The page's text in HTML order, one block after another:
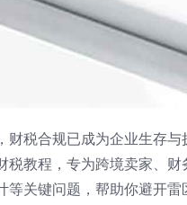
税合规已成为企业生存
税教程，专为跨境卖家、
关键问题，帮助你避开雷